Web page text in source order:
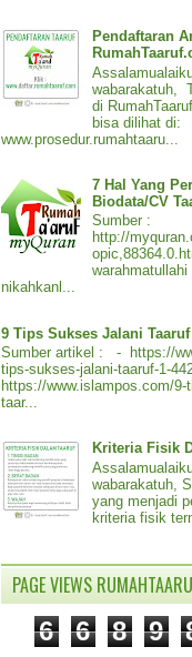
Pendaftaran
wabarakatuh,
di
bisa dilihat di:
www.prosedur.rumahtaaru...
7 Hal Yang
Biodata/CV
Sumber :
http://
nikahkanl...
9 Tips Sukses Jalani Taaruf
Sumber artikel : - https://
tips-sukses-jalani-taaruf-1-
https://www.islampos.com/
taar...
Kriteria Fisik
wabarakatuh,
yang menjadi
kriteria fisik
PAGE VIEWS
6 6 8 9